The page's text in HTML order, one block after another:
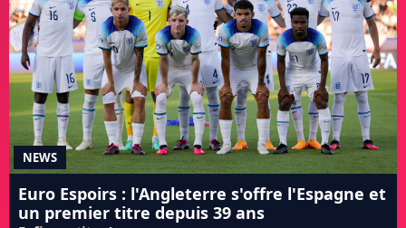
NEWS
Euro Espoirs : l'Angleterre s'offre l'Espagne et
un premier titre depuis 39 ans